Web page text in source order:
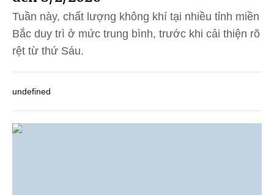
Tuần này, chất lượng không khí tại nhiều tỉnh miền
Bắc duy trì ở mức trung bình, trước khi cải thiện rõ
rệt từ thứ Sáu.
undefined